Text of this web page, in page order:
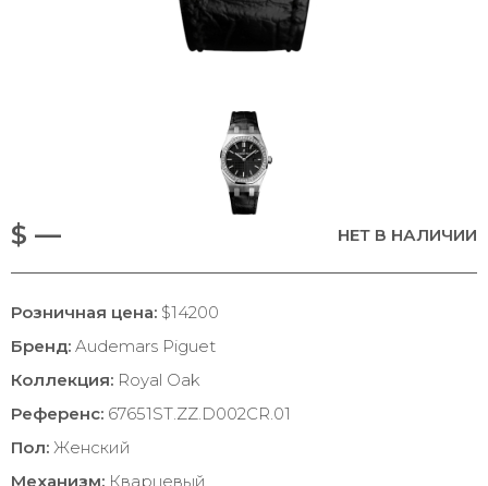
$ — НЕТ В НАЛИЧИИ
Розничная цена: $14200
Бренд: Audemars Piguet
Коллекция: Royal Oak
Референс: 67651ST.ZZ.D002CR.01
Пол: Женский
Механизм: Кварцевый